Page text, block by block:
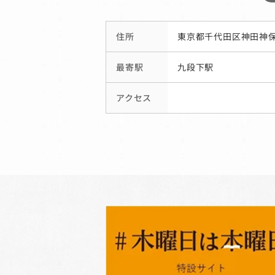
住所 東京都千代田区神田
最寄駅 九段下駅
アクセス